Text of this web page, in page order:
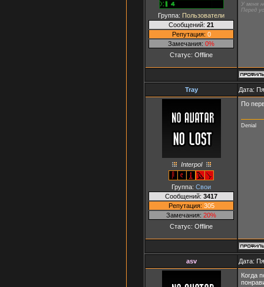
Группа: Пользователи
Сообщений: 21
Репутация: 0
Замечания: 0%
Статус: Offline
У меня
Перед
Tray Дата:
Interpol
Группа: Свои
Сообщений: 3417
Репутация: 305
Замечания: 20%
Статус: Offline
По
Denial
asv
Дата:
Когда